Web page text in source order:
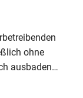
ohne
ausbaden…